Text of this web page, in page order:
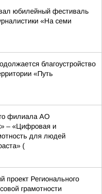
юбилейный фестиваль
«На семи
благоустройство
«Путь
филиала АО
– «Цифровая и
для людей
(
проект Регионального
грамотности